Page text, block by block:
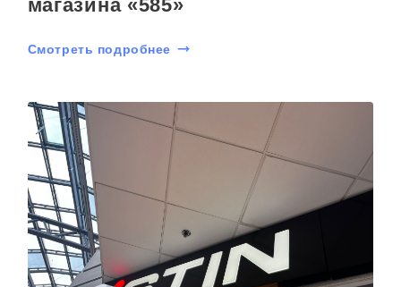
магазина «585»
Смотреть подробнее